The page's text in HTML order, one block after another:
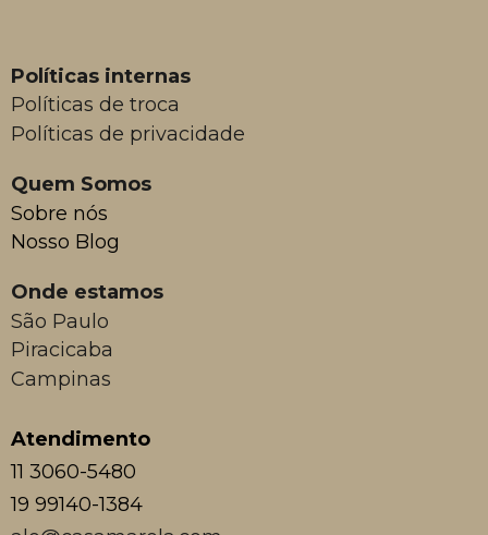
Políticas internas
Políticas de troca
Políticas de privacidade
Quem Somos
Sobre nós
Nosso Blog
Onde estamos
São Paulo
Piracicaba
Campinas
Atendimento
11 3060-5480
19 99140-1384